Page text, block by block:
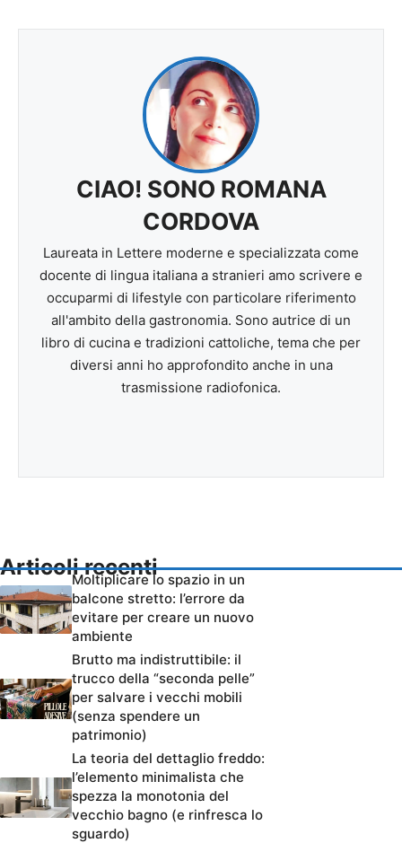
CIAO! SONO ROMANA
CORDOVA
Laureata in Lettere moderne e specializzata come
docente di lingua italiana a stranieri amo scrivere e
occuparmi di lifestyle con particolare riferimento
all'ambito della gastronomia. Sono autrice di un
libro di cucina e tradizioni cattoliche, tema che per
diversi anni ho approfondito anche in una
trasmissione radiofonica.
Articoli recenti
Moltiplicare lo spazio in un
balcone stretto: l’errore da
evitare per creare un nuovo
ambiente
Brutto ma indistruttibile: il
trucco della “seconda pelle”
per salvare i vecchi mobili
(senza spendere un
patrimonio)
La teoria del dettaglio freddo:
l’elemento minimalista che
spezza la monotonia del
vecchio bagno (e rinfresca lo
sguardo)